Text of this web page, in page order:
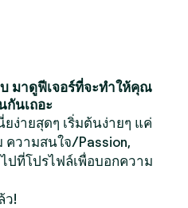
มาดูฟีเจอร์ที่จะทำให้คุณ
กันเถอะ
ยง่ายสุดๆ เริ่มต้นง่ายๆ แค่
ความสนใจ/Passion,
ปที่โปรไฟล์เพื่อบอกความ
ว!